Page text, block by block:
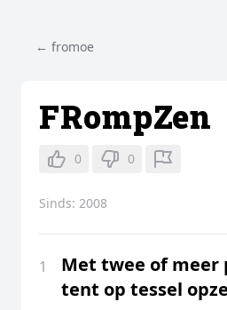
← fromoe
FRompZen
0 0
Sinds: 2008
1
Met twee of meer
tent op tessel